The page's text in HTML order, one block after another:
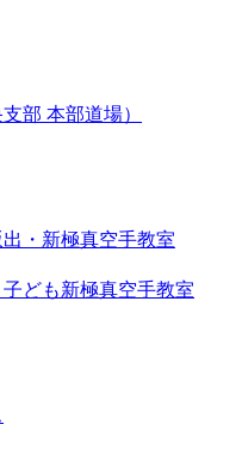
部 本部道場）
・新極真空手教室
ども新極真空手教室